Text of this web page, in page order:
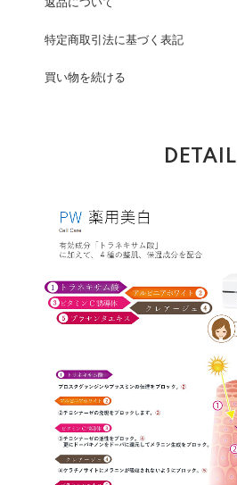
返品について
特定商取引法に基づく表記
買い物を続ける
DETAIL